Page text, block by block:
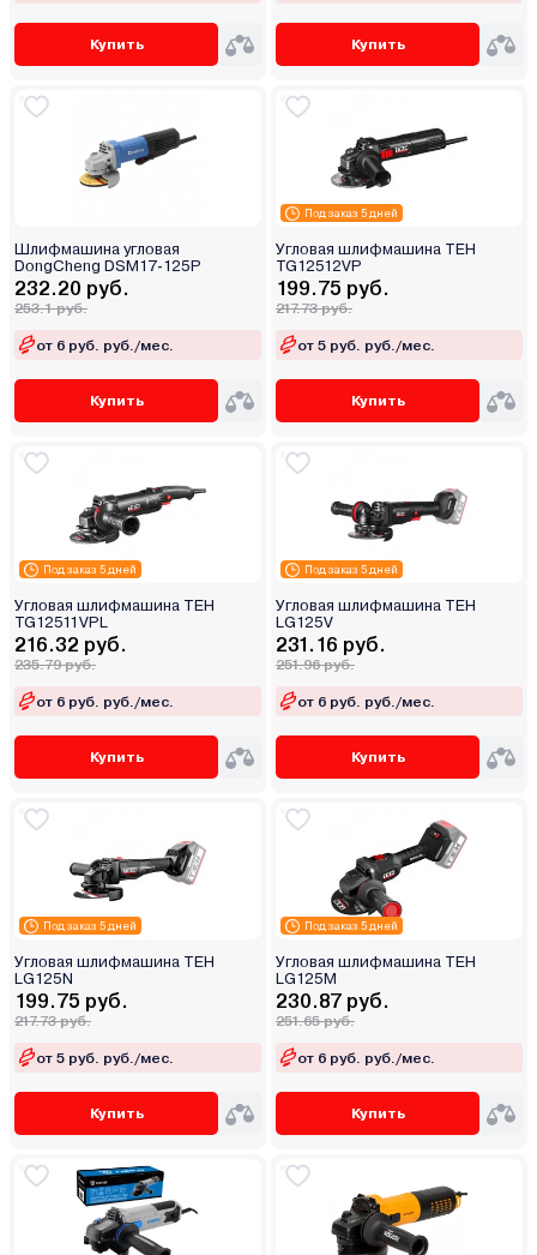
Купить Купить
Шлифмашина угловая
DongCheng DSM17-125P
232.20 руб.
253.1 руб.
от 6 руб. руб./мес.
Купить
Под заказ 5 дней
Угловая шлифмашина TEH
TG12512VP
199.75 руб.
217.73 руб.
от 5 руб. руб./мес.
Купить
Под заказ 5 дней
Угловая шлифмашина TEH
TG12511VPL
216.32 руб.
235.79 руб.
от 6 руб. руб./мес.
Купить
Под заказ 5 дней
Угловая шлифмашина TEH
LG125V
231.16 руб.
251.96 руб.
от 6 руб. руб./мес.
Купить
Под заказ 5 дней
Угловая шлифмашина TEH
LG125N
199.75 руб.
217.73 руб.
от 5 руб. руб./мес.
Купить
Под заказ 5 дней
Угловая шлифмашина TEH
LG125M
230.87 руб.
251.65 руб.
от 6 руб. руб./мес.
Купить